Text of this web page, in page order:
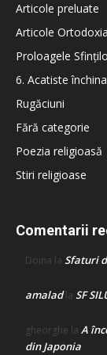
Articole preluate
Articole
Proloagele
6. Acatiste
Rugăciuni
Fără categorie
Poezia religioasă
Stiri religioase
Comentarii
Doina la Sfaturi
amaladla SF
gheorghe la A
din Japonia